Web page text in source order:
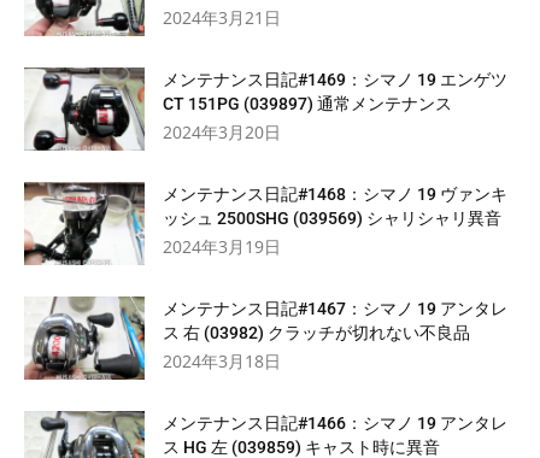
2024年3月21日
メンテナンス日記#1469：シマノ 19 エンゲツ
CT 151PG (039897) 通常メンテナンス
2024年3月20日
メンテナンス日記#1468：シマノ 19 ヴァンキ
ッシュ 2500SHG (039569) シャリシャリ異音
2024年3月19日
メンテナンス日記#1467：シマノ 19 アンタレ
ス 右 (03982) クラッチが切れない不良品
2024年3月18日
メンテナンス日記#1466：シマノ 19 アンタレ
ス HG 左 (039859) キャスト時に異音